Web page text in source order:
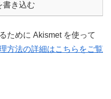
書き込む
ために Akismet を使って
方法の詳細はこちらをご覧